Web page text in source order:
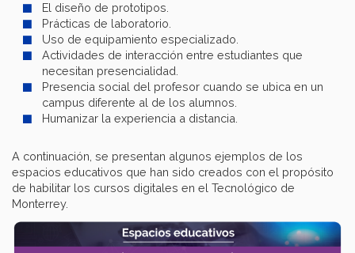
El diseño de prototipos.
Prácticas de laboratorio.
Uso de equipamiento especializado.
Actividades de interacción entre estudiantes que
necesitan presencialidad.
Presencia social del profesor cuando se ubica en un
campus diferente al de los alumnos.
Humanizar la experiencia a distancia.
A continuación, se presentan algunos ejemplos de los
espacios educativos que han sido creados con el propósito
de habilitar los cursos digitales en el Tecnológico de
Monterrey.